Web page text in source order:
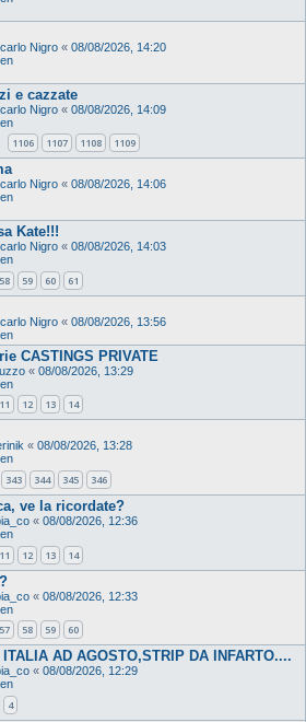
Nigro « 08/08/2026, 14:20
e cazzate
Nigro « 08/08/2026, 14:09
1106 1107 1108 1109
Nigro « 08/08/2026, 14:06
Kate!!!
Nigro « 08/08/2026, 14:03
58 59 60 61
Nigro « 08/08/2026, 13:56
CASTINGS PRIVATE
« 08/08/2026, 13:29
11 12 13 14
« 08/08/2026, 13:28
343 344 345 346
ve la ricordate?
« 08/08/2026, 12:36
11 12 13 14
« 08/08/2026, 12:33
57 58 59 60
AD AGOSTO,STRIP DA INFARTO....
« 08/08/2026, 12:29
4